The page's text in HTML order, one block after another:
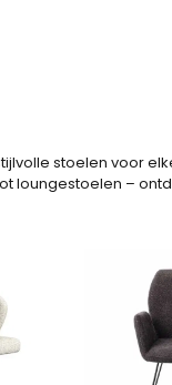
stoelen voor
loungestoelen –